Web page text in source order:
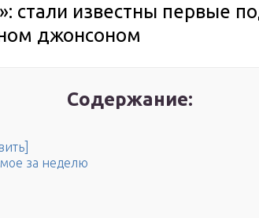
стали известны первые
джонсоном
Содержание:
за неделю